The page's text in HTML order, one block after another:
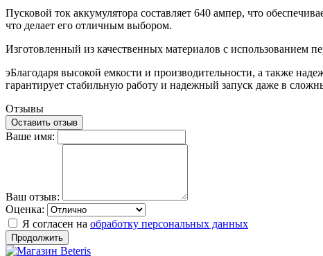
Пусковой ток аккумулятора составляет 640 ампер, что
что делает его отличным выбором.
Изготовленный из качественных материалов с использованием
эБлагодаря высокой емкости и производительности, а также
гарантирует стабильную работу и надежный запуск даже в
Отзывы
Оставить отзыв
Ваше имя:
Ваш отзыв:
Оценка:
Я согласен на обработку персональных данных
Продолжить